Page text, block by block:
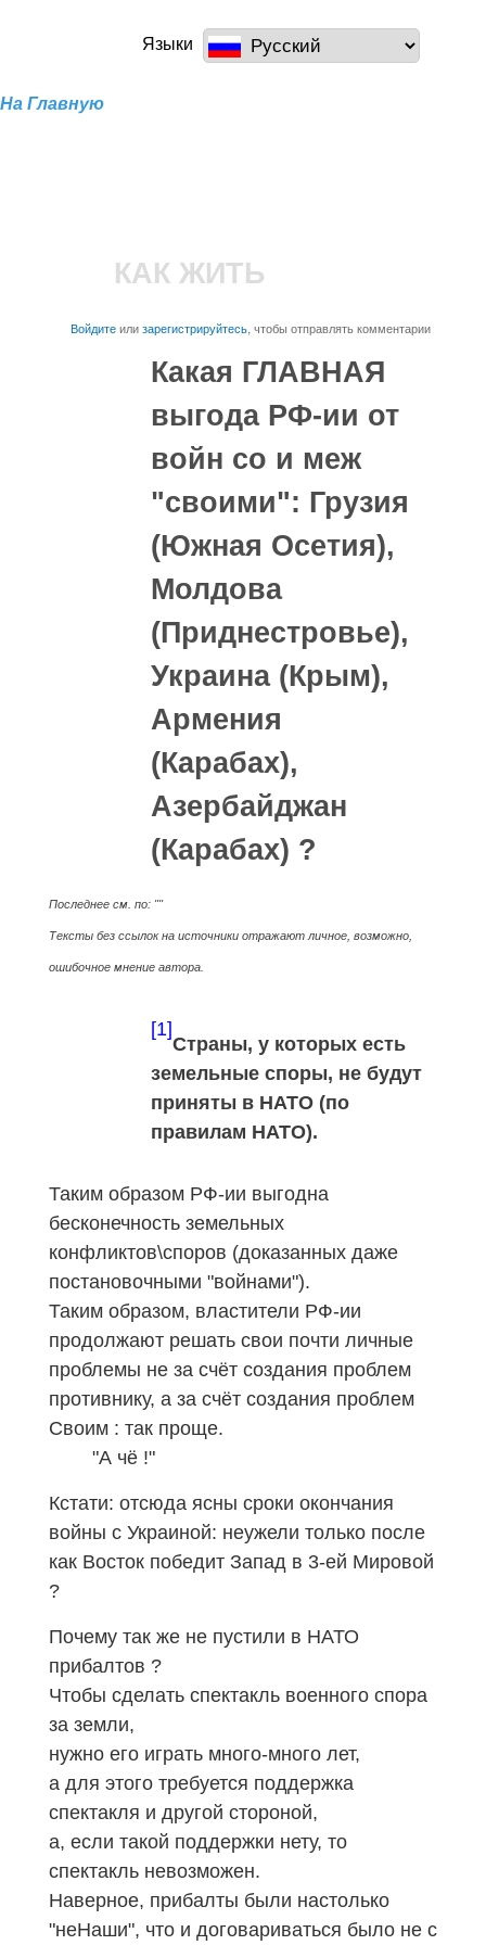
основному
содержанию
a100z.comЯзыки
На Главную
КАК ЖИТЬ
Войдитеилизарегистрируйтесь, чтобы отправлять комментарии
Какая ГЛАВНАЯ
выгода РФ-ии от
войн со и меж
"своими": Грузия
(Южная Осетия),
Молдова
(Приднестровье),
Украина (Крым),
Армения
(Карабах),
Азербайджан
(Карабах) ?
Последнее см. по: ""
Тексты без ссылок на источники отражают личное, возможно,
ошибочное мнение автора.
[1]
Страны, у которых есть
земельные споры, не будут
приняты в НАТО (по
правилам НАТО).
Таким образом РФ-ии выгодна
бесконечность земельных
конфликтов\споров (доказанных даже
постановочными "войнами").
Таким образом, властители РФ-ии
продолжают решать свои почти личные
проблемы не за счёт создания проблем
противнику, а за счёт создания проблем
Своим : так проще.
"А чё !"
Кстати: отсюда ясны сроки окончания
войны с Украиной: неужели только после
как Восток победит Запад в 3-ей Мировой
?
Почему так же не пустили в НАТО
прибалтов ?
Чтобы сделать спектакль военного спора
за земли,
нужно его играть много-много лет,
а для этого требуется поддержка
спектакля и другой стороной,
а, если такой поддержки нету, то
спектакль невозможен.
Наверное, прибалты были настолько
"неНаши", что и договариваться было не с